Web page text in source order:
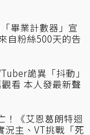
畢業計數器」宣
自粉絲500天的告
詭異「抖動」
看 本人發最新聲
！《艾恩葛朗特迴
況主、VT挑戰「死